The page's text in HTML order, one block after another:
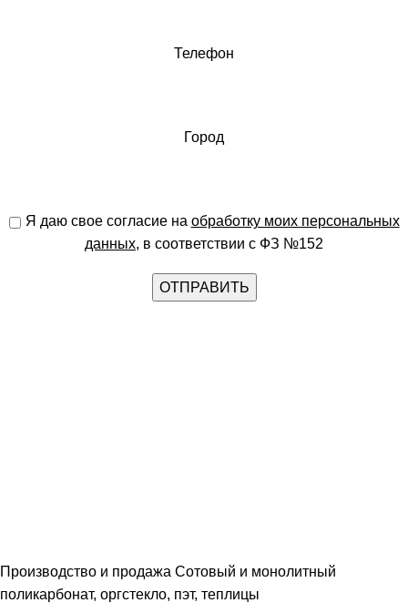
Телефон
Город
Я даю свое согласие на обработку моих персональных
данных, в соответствии с ФЗ №152
Производство и продажа Сотовый и монолитный
поликарбонат, оргстекло, пэт, теплицы